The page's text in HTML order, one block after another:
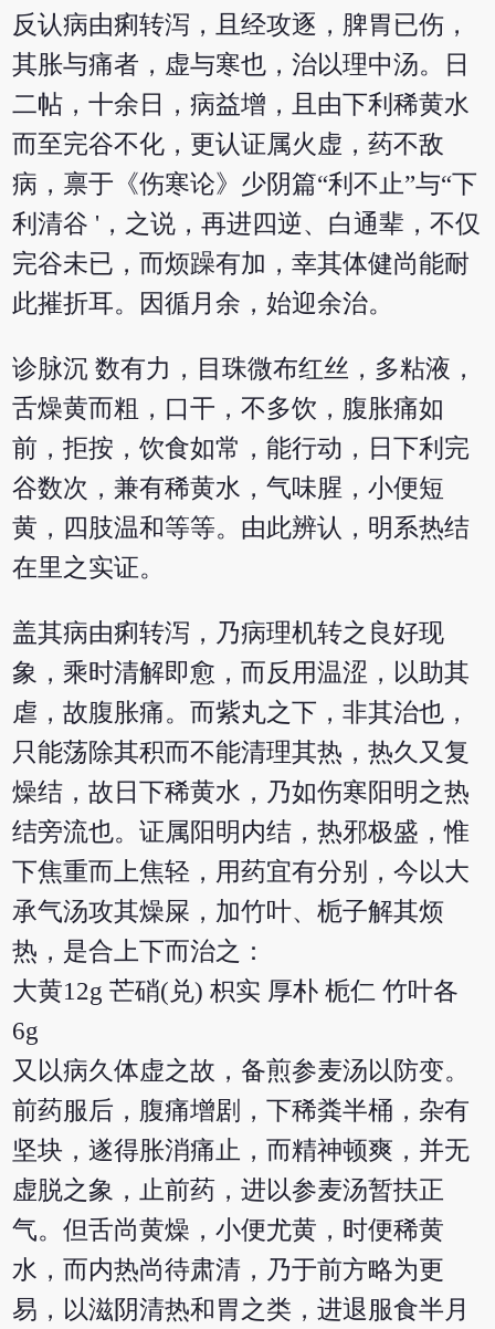
反认病由痢转泻，且经攻逐，脾胃已伤，
其胀与痛者，虚与寒也，治以理中汤。日
二帖，十余日，病益增，且由下利稀黄水
而至完谷不化，更认证属火虚，药不敌
病，禀于《伤寒论》少阴篇“利不止”与“下
利清谷 '，之说，再进四逆、白通辈，不仅
完谷未已，而烦躁有加，幸其体健尚能耐
此摧折耳。因循月余，始迎余治。
诊脉沉 数有力，目珠微布红丝，多粘液，
舌燥黄而粗，口干，不多饮，腹胀痛如
前，拒按，饮食如常，能行动，日下利完
谷数次，兼有稀黄水，气味腥，小便短
黄，四肢温和等等。由此辨认，明系热结
在里之实证。
盖其病由痢转泻，乃病理机转之良好现
象，乘时清解即愈，而反用温涩，以助其
虐，故腹胀痛。而紫丸之下，非其治也，
只能荡除其积而不能清理其热，热久又复
燥结，故日下稀黄水，乃如伤寒阳明之热
结旁流也。证属阳明内结，热邪极盛，惟
下焦重而上焦轻，用药宜有分别，今以大
承气汤攻其燥屎，加竹叶、栀子解其烦
热，是合上下而治之：
大黄12g 芒硝(兑) 枳实 厚朴 栀仁 竹叶各
6g
又以病久体虚之故，备煎参麦汤以防变。
前药服后，腹痛增剧，下稀粪半桶，杂有
坚块，遂得胀消痛止，而精神顿爽，并无
虚脱之象，止前药，进以参麦汤暂扶正
气。但舌尚黄燥，小便尤黄，时便稀黄
水，而内热尚待肃清，乃于前方略为更
易，以滋阴清热和胃之类，进退服食半月